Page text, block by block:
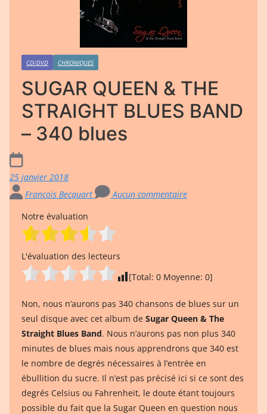
CD/DVD CHRONIQUES
SUGAR QUEEN & THE
STRAIGHT BLUES BAND
– 340 blues
25 janvier 2018
François Becquart
Aucun commentaire
Notre évaluation
L'évaluation des lecteurs
[Total: 0 Moyenne: 0]
Non, nous n’aurons pas 340 chansons de blues sur un
seul disque avec cet album de Sugar Queen & The
Straight Blues Band. Nous n’aurons pas non plus 340
minutes de blues mais nous apprendrons que 340 est
le nombre de degrés nécessaires à l’entrée en
ébullition du sucre. Il n’est pas précisé ici si ce sont des
degrés Celsius ou Fahrenheit, le doute étant toujours
possible du fait que la Sugar Queen en question nous